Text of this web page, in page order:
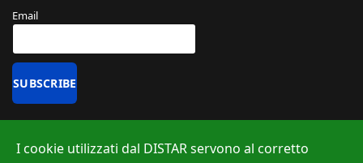
Email
I cookie utilizzati dal DISTAR servono al corretto